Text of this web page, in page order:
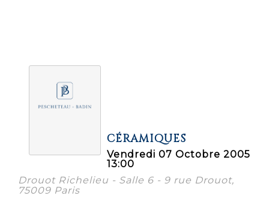
CÉRAMIQUES
Vendredi 07 Octobre 2005
13:00
Drouot Richelieu - Salle 6 - 9 rue Drouot,
75009 Paris